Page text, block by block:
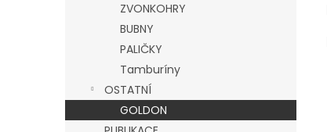
ZVONKOHRY
BUBNY
PALIČKY
Tamburíny
OSTATNÍ
GOLDON